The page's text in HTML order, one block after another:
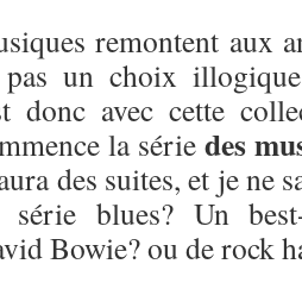
remontent aux
pas un choix
donc avec cette
la série des
des suites, et je ne
série blues? Un
Bowie? ou de rock